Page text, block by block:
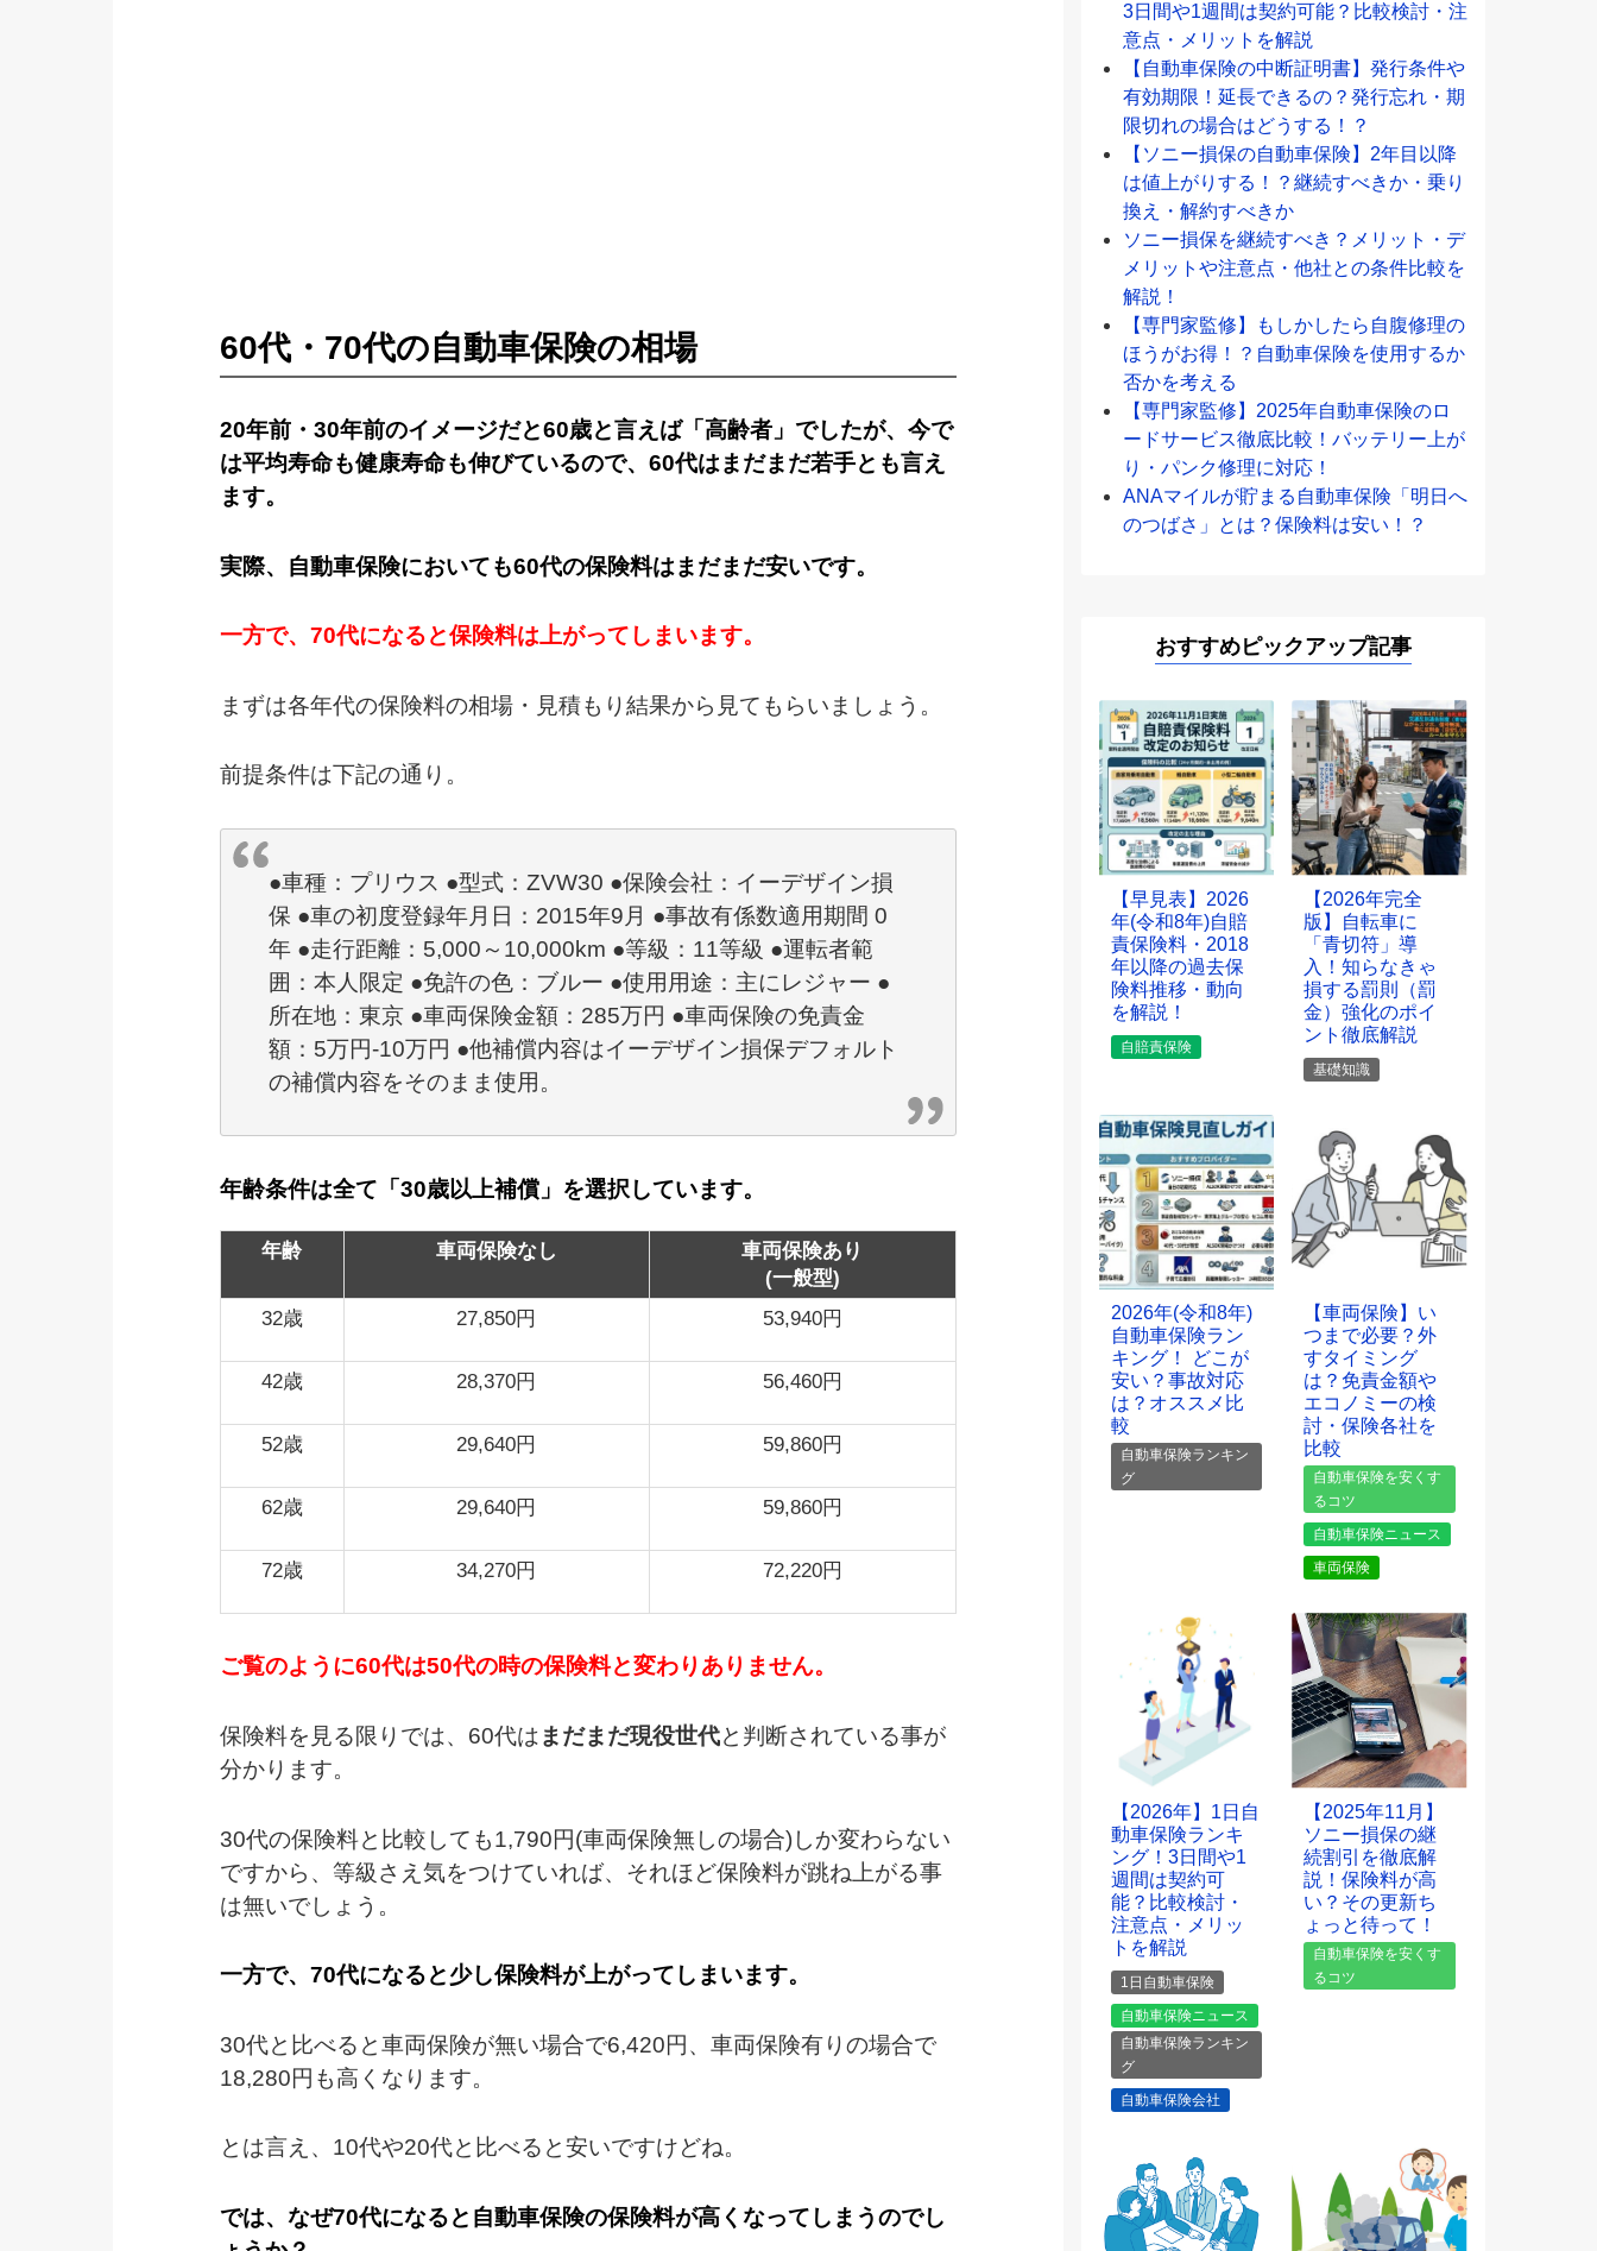
60代・70代の自動車保険の相場
20年前・30年前のイメージだと60歳と言えば「高齢者」でしたが、今で
は平均寿命も健康寿命も伸びているので、60代はまだまだ若手とも言え
ます。
実際、自動車保険においても60代の保険料はまだまだ安いです。
一方で、70代になると保険料は上がってしまいます。
まずは各年代の保険料の相場・見積もり結果から見てもらいましょう。
前提条件は下記の通り。
●車種：プリウス ●型式：ZVW30 ●保険会社：イーデザイン損
保 ●車の初度登録年月日：2015年9月 ●事故有係数適用期間 0
年 ●走行距離：5,000～10,000km ●等級：11等級 ●運転者範
囲：本人限定 ●免許の色：ブルー ●使用用途：主にレジャー ●
所在地：東京 ●車両保険金額：285万円 ●車両保険の免責金
額：5万円-10万円 ●他補償内容はイーデザイン損保デフォルト
の補償内容をそのまま使用。
年齢条件は全て「30歳以上補償」を選択しています。
年齢 車両保険なし
車両保険あり
(一般型)
32歳
27,850円 53,940円
42歳 28,370円 56,460円
52歳 29,640円 59,860円
62歳 29,640円 59,860円
72歳 34,270円 72,220円
ご覧のように60代は50代の時の保険料と変わりありません。
保険料を見る限りでは、60代は まだまだ現役世代と判断されている事が
分かります。
30代の保険料と比較しても1,790円(車両保険無しの場合)しか変わらない
ですから、等級さえ気をつけていれば、それほど保険料が跳ね上がる事
は無いでしょう。
一方で、70代になると少し保険料が上がってしまいます。
30代と比べると車両保険が無い場合で6,420円、車両保険有りの場合で
18,280円も高くなります。
とは言え、10代や20代と比べると安いですけどね。
では、なぜ70代になると自動車保険の保険料が高くなってしまうのでし
3日間や1週間は契約可能？比較検討・注
意点・メリットを解説
【自動車保険の中断証明書】発行条件や
有効期限！延長できるの？発行忘れ・期
限切れの場合はどうする！？
【ソニー損保の自動車保険】2年目以降
は値上がりする！？継続すべきか・乗り
換え・解約すべきか
ソニー損保を継続すべき？メリット・デ
メリットや注意点・他社との条件比較を
解説！
【専門家監修】もしかしたら自腹修理の
ほうがお得！？自動車保険を使用するか
否かを考える
【専門家監修】2025年自動車保険のロ
ードサービス徹底比較！バッテリー上が
り・パンク修理に対応！
ANAマイルが貯まる自動車保険「明日へ
のつばさ」とは？保険料は安い！？
おすすめピックアップ記事
【早見表】2026
年(令和8年)自賠
責保険料・2018
年以降の過去保
険料推移・動向
を解説！
自賠責保険
【2026年完全
版】自転車に
「青切符」導
入！知らなきゃ
損する罰則（罰
金）強化のポイ
ント徹底解説
基礎知識
2026年(令和8年)
自動車保険ラン
キング！ どこが
安い？事故対応
は？オススメ比
較
自動車保険ランキン
グ
【車両保険】い
つまで必要？外
すタイミング
は？免責金額や
エコノミーの検
討・保険各社を
比較
自動車保険を安くす
るコツ
自動車保険ニュース
車両保険
【2026年】1日自
動車保険ランキ
ング！3日間や1
週間は契約可
能？比較検討・
注意点・メリッ
トを解説
1日自動車保険
自動車保険ニュース
自動車保険ランキン
グ
自動車保険会社
【2025年11月】
ソニー損保の継
続割引を徹底解
説！保険料が高
い？その更新ち
ょっと待って！
自動車保険を安くす
るコツ